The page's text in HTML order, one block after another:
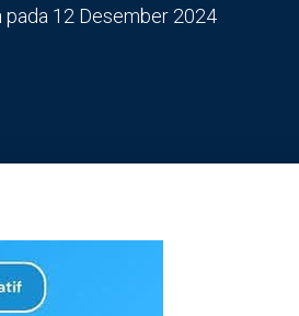
pada 12 Desember 2024